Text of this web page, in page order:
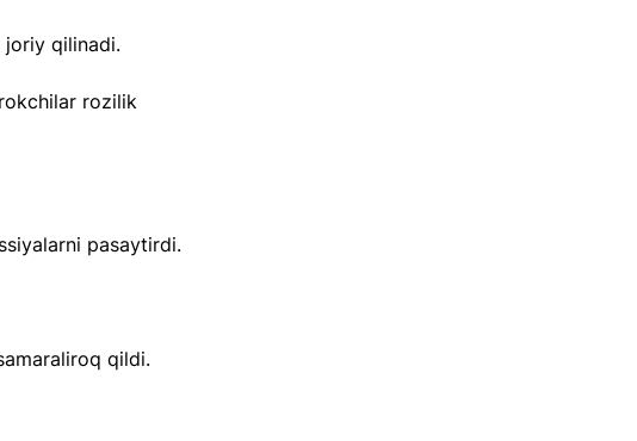
joriy qilinadi.
rozilik
pasaytirdi.
qildi.